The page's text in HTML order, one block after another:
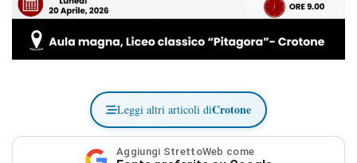
Leggi altri articoli diCrotone
Aggiungi StrettoWeb come